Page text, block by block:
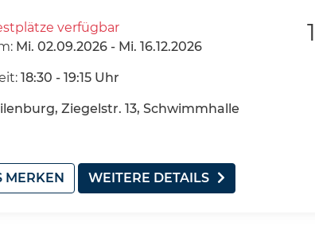
verfügbar
Mi. 02.09.2026 - Mi. 16.12.2026
18:30 - 19:15 Uhr
Ziegelstr. 13, Schwimmhalle
MERKEN WEITERE DETAILS